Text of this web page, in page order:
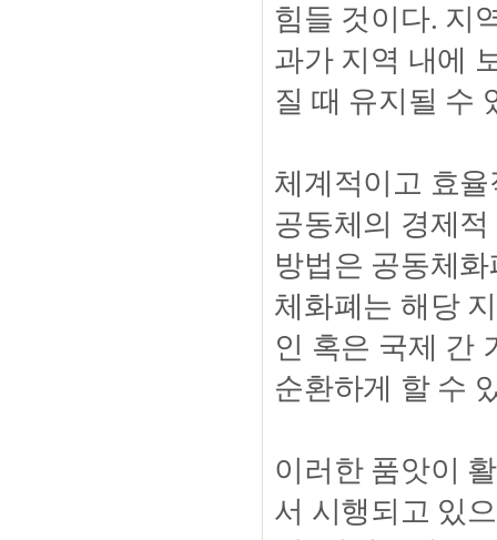
힘들 것이다. 지
과가 지역 내에
질 때 유지될 수
체계적이고 효
공동체의 경제
방법은 공동체
체화폐는 해당
인 혹은 국제 간
순환하게 할 수
이러한 품앗이
서 시행되고 있